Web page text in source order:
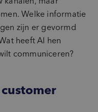
Welke informatie
zijn er gevormd
heeft AI hen
communiceren?